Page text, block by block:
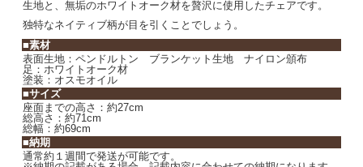
生地と、無垢のホワイトオーク材を贅沢に使用したチェアです。
独特なネイティブ柄が目を引くことでしょう。
■素材
表面生地：ペンドルトン ブランケット生地 ナイロン頒布
足：ホワイトオーク材
塗装：オスモオイル
■サイズ
座面までの高さ：約27cm
総高さ：約71cm
総幅：約69cm
■納期
通常約１週間で発送が可能です。